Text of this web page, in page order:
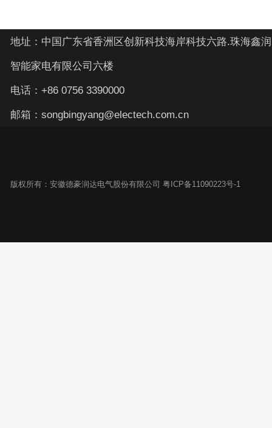
地址：中国广东省香洲区创新科技海岸科技六路.珠海鑫润
智能家电有限公司六楼
电话：+86 0756 3390000
邮箱：songbingyang@electech.com.cn
版权所有：安徽德豪润达电气股份有限公司 粤ICP备11090223号-1